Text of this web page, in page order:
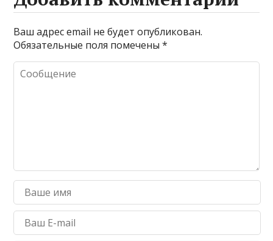
Ваш адрес email не будет опубликован.
Обязательные поля помечены*